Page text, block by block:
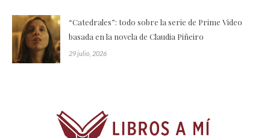
“Catedrales”: todo sobre la serie de Prime Video
basada en la novela de Claudia Piñeiro
29 julio, 2026